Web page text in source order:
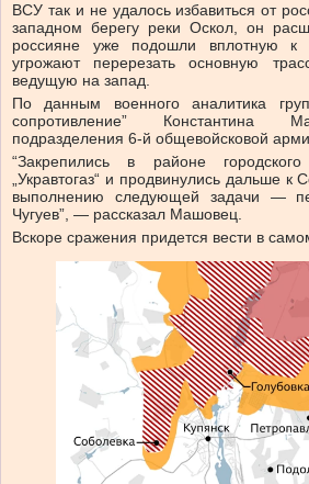
ВСУ так и не удалось избавиться от
западном берегу реки Оскол, он
россияне уже подошли вплотную к
угрожают перерезать основную
ведущую на запад.
По данным военного аналитика
сопротивление” Константина
подразделения 6-й общевойсковой
“Закрепились в районе
„Укравтогаз“ и продвинулись дальше к
выполнению следующей задачи —
Чугуев”, — рассказал Машовец.
Вскоре сражения придется вести в